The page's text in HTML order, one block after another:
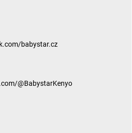
babystar.cz
@BabystarKenyo